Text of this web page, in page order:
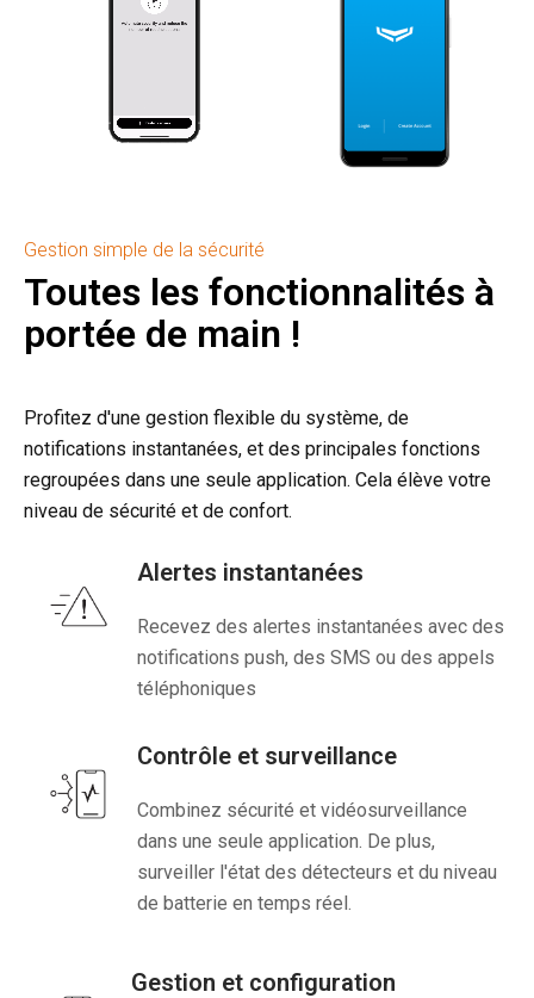
Gestion simple de la sécurité
Toutes les fonctionnalités à
portée de main !
Profitez d'une gestion flexible du système, de
notifications instantanées, et des principales fonctions
regroupées dans une seule application. Cela élève votre
niveau de sécurité et de confort.
Alertes instantanées
Recevez des alertes instantanées avec des
notifications push, des SMS ou des appels
téléphoniques
Contrôle et surveillance
Combinez sécurité et vidéosurveillance
dans une seule application. De plus,
surveiller l'état des détecteurs et du niveau
de batterie en temps réel.
Gestion et configuration